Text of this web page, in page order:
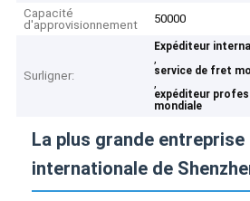
Capacité
d'approvisionnement
50000
Surligner:
Expéditeur
,
service de fret
,
expéditeur
mondiale
La plus grande
internationale de